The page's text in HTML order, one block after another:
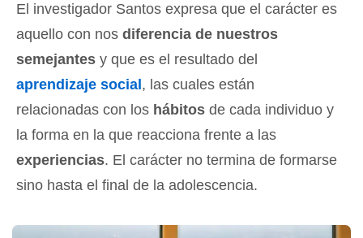
El investigador Santos expresa que el carácter es
aquello con nos diferencia de nuestros
semejantes y que es el resultado del
aprendizaje social , las cuales están
relacionadas con los hábitos de cada individuo y
la forma en la que reacciona frente a las
experiencias. El carácter no termina de formarse
sino hasta el final de la adolescencia.